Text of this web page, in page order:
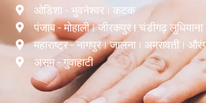
ओडिशा - भुवनेश्वर | कटक
पंजाब - मोहाली | जीरकपुर I चंडीगढ़ लुधियाना
महाराष्ट्र - नागपुर | जालना | अमरावती |
असम - गुवाहाटी